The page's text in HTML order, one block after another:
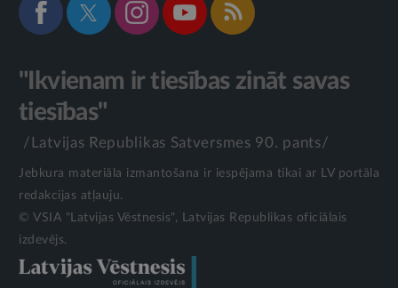
"Ikvienam ir tiesības zināt savas
tiesības"
/Latvijas Republikas Satversmes 90. pants/
Jebkura materiāla izmantošana ir iespējama tikai ar LV portāla
redakcijas atļauju.
© VSIA "Latvijas Vēstnesis", Latvijas Republikas oficiālais
izdevējs.